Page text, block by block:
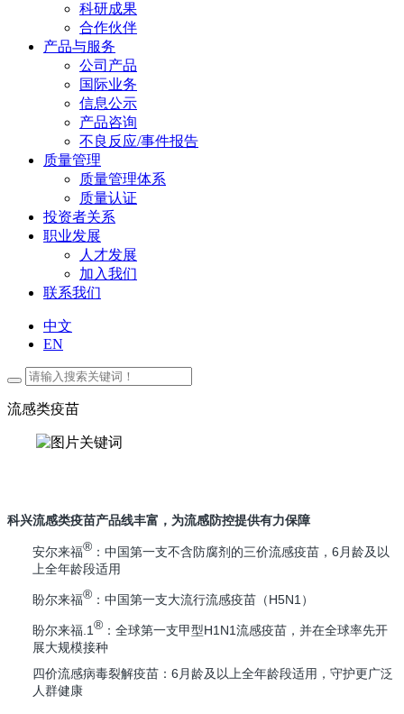
科研成果
合作伙伴
产品与服务
公司产品
国际业务
信息公示
产品咨询
不良反应/事件报告
质量管理
质量管理体系
质量认证
投资者关系
职业发展
人才发展
加入我们
联系我们
中文
EN
流感类疫苗
科兴流感类疫苗产品线丰富，为流感防控提供有力保障
安尔来福® ： 中国第一支不含防腐剂的三价流感疫苗， 6月龄及以
上全年龄段适用
盼尔来福® ： 中国第一支大流行流感疫苗（H5N1）
盼尔来福 .1® ： 全球第一支甲型H1N1流感疫苗，并在全球率先开
展大规模接种
四价流感病毒裂解疫苗：6月龄及以上全年龄段适用，守护更广泛
人群健康